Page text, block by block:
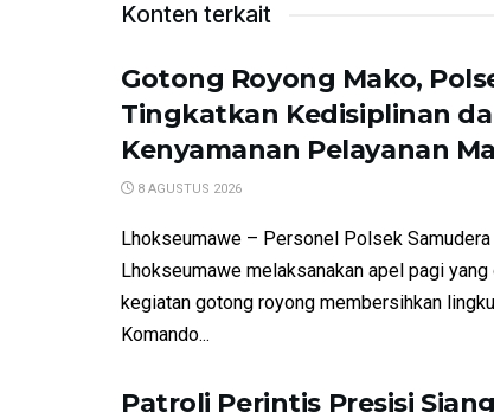
Konten terkait
Gotong Royong Mako,
Tingkatkan Kedisiplinan
Kenyamanan Pelayanan
8 AGUSTUS 2026
Lhokseumawe – Personel Polsek
Lhokseumawe melaksanakan apel pagi
kegiatan gotong royong membersihkan
Komando...
Patroli Perintis Presisi